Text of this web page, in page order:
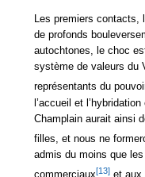
Les premiers contacts,
de profonds
autochtones, le choc
système de valeurs du
représentants du
l’accueil et
Champlain aurait ainsi
filles, et nous ne
admis du moins que
[13]